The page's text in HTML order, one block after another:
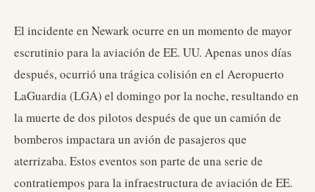
El incidente en Newark ocurre en un momento de mayor
escrutinio para la aviación de EE. UU. Apenas unos días
después, ocurrió una trágica colisión en el Aeropuerto
LaGuardia (LGA) el domingo por la noche, resultando en
la muerte de dos pilotos después de que un camión de
bomberos impactara un avión de pasajeros que
aterrizaba. Estos eventos son parte de una serie de
contratiempos para la infraestructura de aviación de EE.